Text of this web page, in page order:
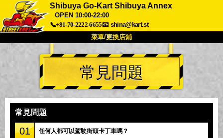
Shibuya Go-Kart Shibuya Annex
OPEN 10:00-22:00
📞+81-70-2222-6655📧 shina@kart.st
菜單/更換店鋪
關於 規格 價格
交通方式 顧客聲音 常見問題
東京品川 #1
常見問題
常見問題
01 任何人都可以駕駛街頭卡丁車嗎？